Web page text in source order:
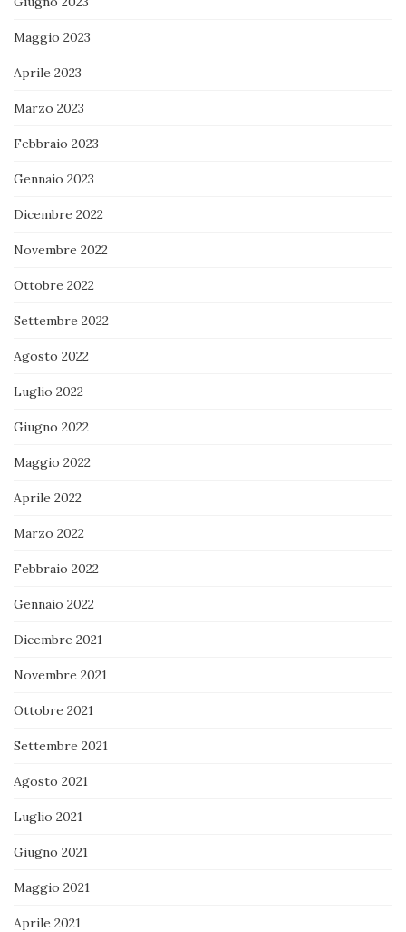
Maggio 2023
Aprile 2023
Marzo 2023
Febbraio 2023
Gennaio 2023
Dicembre 2022
Novembre 2022
Ottobre 2022
Settembre 2022
Agosto 2022
Luglio 2022
Giugno 2022
Maggio 2022
Aprile 2022
Marzo 2022
Febbraio 2022
Gennaio 2022
Dicembre 2021
Novembre 2021
Ottobre 2021
Settembre 2021
Agosto 2021
Luglio 2021
Giugno 2021
Maggio 2021
Aprile 2021